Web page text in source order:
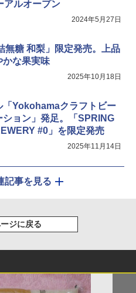
アルオープン
2024年5月27日
無糖 和梨」限定発売。上品
かな果実味
2025年10月18日
「Yokohamaクラフトビー
ション」発足。「SPRING
#0」を限定発売
2025年11月14日
記事を見る
ジに戻る